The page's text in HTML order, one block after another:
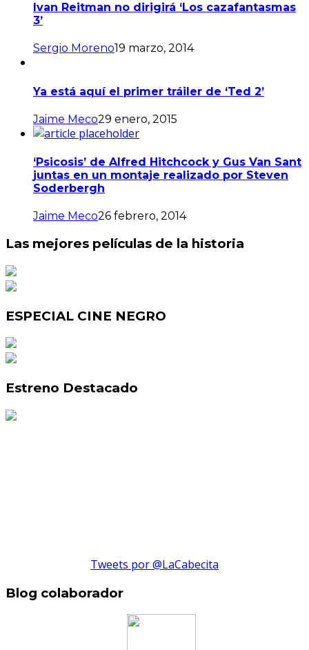
Ivan Reitman no dirigirá ‘Los cazafantasmas
3’
Sergio Moreno19 marzo, 2014
Ya está aquí el primer tráiler de ‘Ted 2’
Jaime Meco29 enero, 2015
‘Psicosis’ de Alfred Hitchcock y Gus Van Sant
juntas en un montaje realizado por Steven
Soderbergh
Jaime Meco26 febrero, 2014
Las mejores películas de la historia
ESPECIAL CINE NEGRO
Estreno Destacado
Tweets por @LaCabecita
Blog colaborador